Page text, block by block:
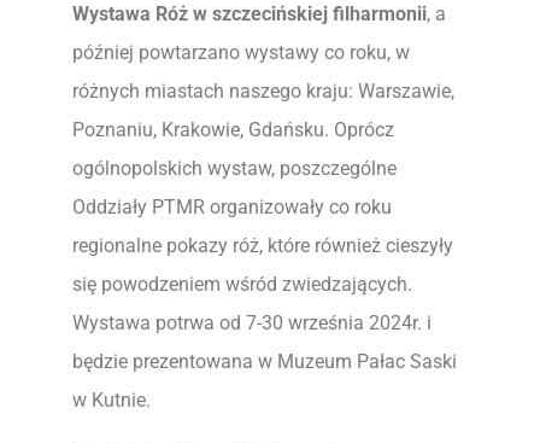
Wystawa Róż w szczecińskiej filharmonii, a
później powtarzano wystawy co roku, w
różnych miastach naszego kraju: Warszawie,
Poznaniu, Krakowie, Gdańsku. Oprócz
ogólnopolskich wystaw, poszczególne
Oddziały PTMR organizowały co roku
regionalne pokazy róż, które również cieszyły
się powodzeniem wśród zwiedzających.
Wystawa potrwa od 7-30 września 2024r. i
będzie prezentowana w Muzeum Pałac Saski
w Kutnie.